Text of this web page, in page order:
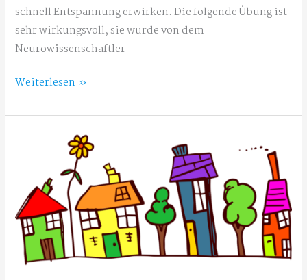
schnell Entspannung erwirken. Die folgende Übung ist
sehr wirkungsvoll, sie wurde von dem
Neurowissenschaftler
Entspannung
wenigen
Sekunden:
Panoramablick
Weiterlesen »